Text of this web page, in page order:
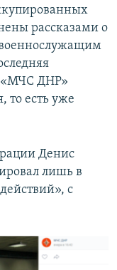
рассказами о
«МЧС ДНР»
то есть уже
Денис
лишь в
с